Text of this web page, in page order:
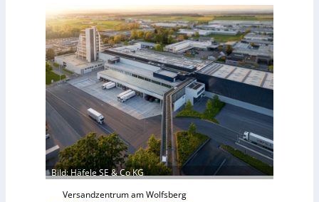
t
s
c
h
i
n
e
n
b
u
d
i
g
i
t
Bild: Häfele SE & Co KG
Versandzentrum am Wolfsberg